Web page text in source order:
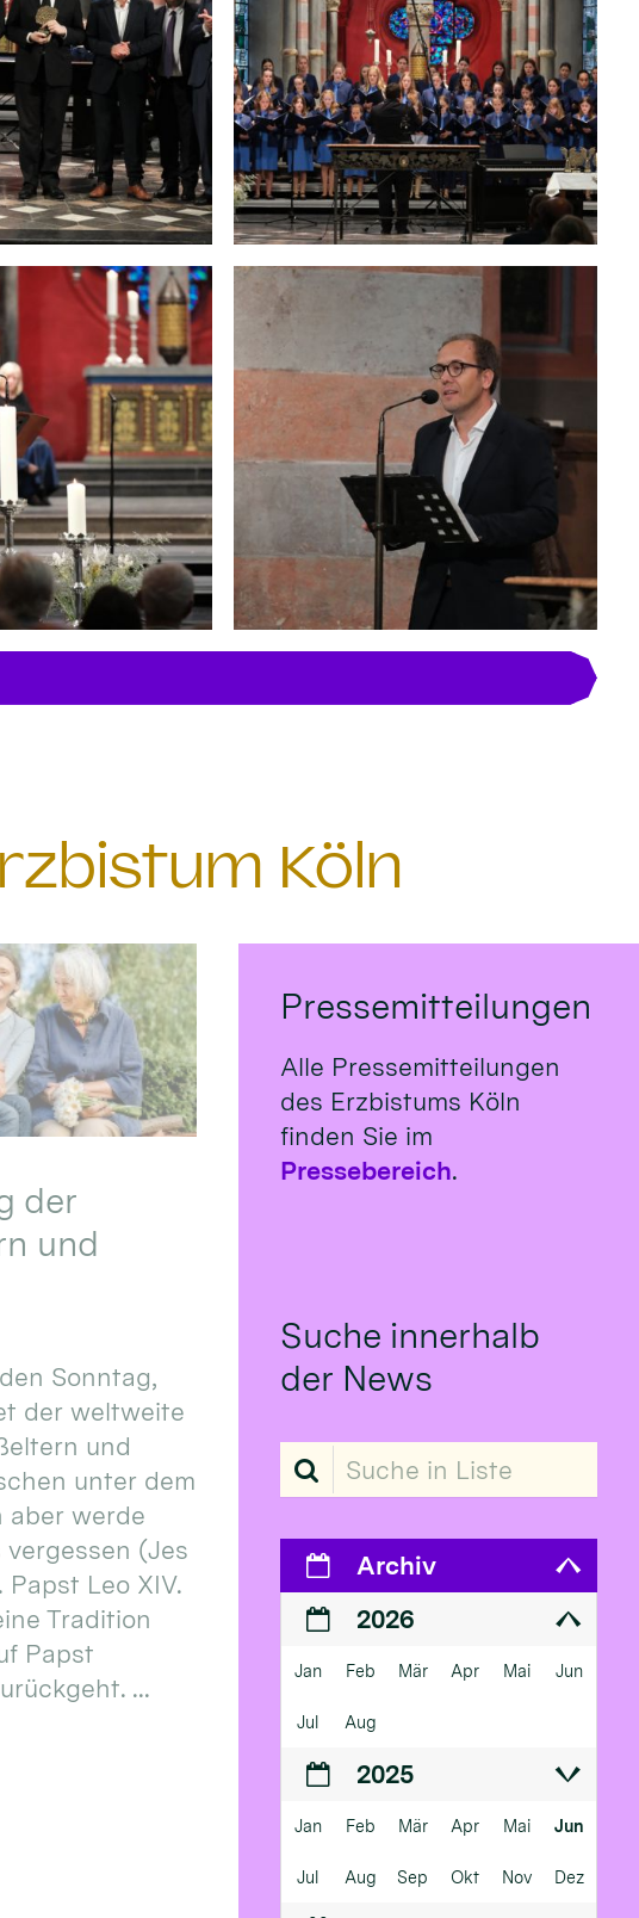
Köln
der
und
Sonntag,
der weltweite
und
unter dem
aber werde
(Jes
Papst Leo XIV.
Tradition
Papst
...
Pressemitteilungen
Alle Pressemitteilungen
des Erzbistums Köln
finden Sie im
Pressebereich.
Suche innerhalb
der News
Suche in Liste
Archiv
2026
Jan Feb Mär Apr Mai Jun
Jul Aug
2025
Jan Feb Mär Apr Mai Jun
Jul Aug Sep Okt Nov Dez